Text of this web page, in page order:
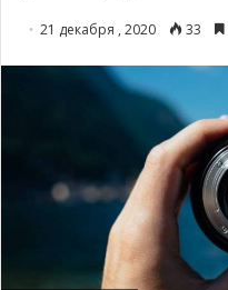
21 декабря , 2020 33